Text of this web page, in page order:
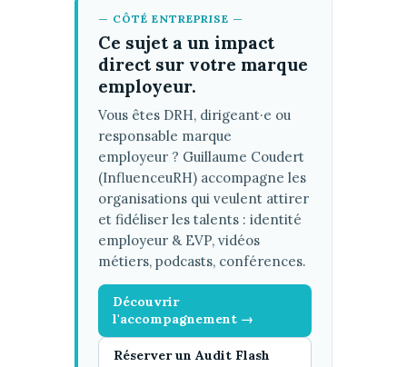
— CÔTÉ ENTREPRISE —
Ce sujet a un impact
direct sur votre marque
employeur.
Vous êtes DRH, dirigeant·e ou
responsable marque
employeur ? Guillaume Coudert
(InfluenceuRH) accompagne les
organisations qui veulent attirer
et fidéliser les talents : identité
employeur & EVP, vidéos
métiers, podcasts, conférences.
Découvrir
l'accompagnement →
Réserver un Audit Flash